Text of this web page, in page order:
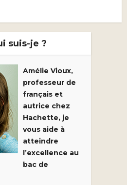
suis-je ?
Amélie Vioux,
professeur de
français et
autrice chez
Hachette, je
vous aide à
atteindre
l’excellence au
bac de